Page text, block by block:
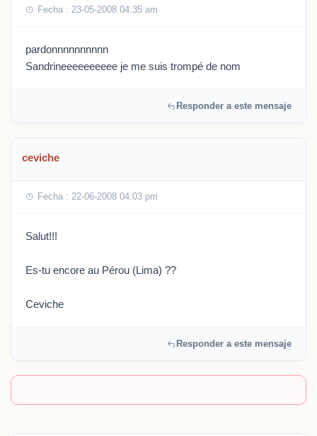
Fecha : 23-05-2008 04:35 am
pardonnnnnnnnnn
Sandrineeeeeeeeee je me suis trompé de nom
Responder a este mensaje
ceviche
Fecha : 22-06-2008 04:03 pm
Salut!!!
Es-tu encore au Pérou (Lima) ??
Ceviche
Responder a este mensaje